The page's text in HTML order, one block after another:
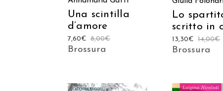
Una scintilla
d’amore
8,00€
7,60€
Brossura
Lo
scritto in
14,00€
13,30€
Brossura